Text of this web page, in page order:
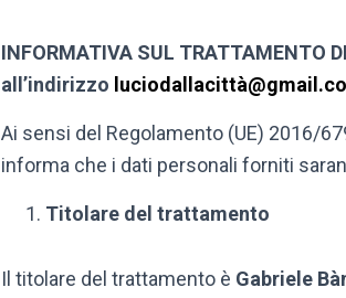
INFORMATIVA SUL TRATTAMENTO
all’indirizzo
Ai sensi del Regolamento (UE) 2016/
informa che i dati personali forniti
Titolare del trattamento
Il titolare del trattamento è Gabriele